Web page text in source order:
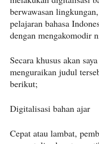
berwawasan
pelajaran bahasa
dengan mengakomodir
Secara khusus akan
menguraikan judul
berikut;
Digitalisasi bahan ajar
Cepat atau lambat,